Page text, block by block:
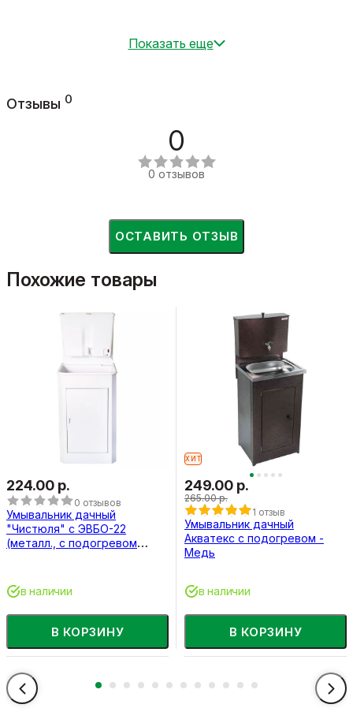
Показать еще
Отзывы 0
0
0 отзывов
ОСТАВИТЬ ОТЗЫВ
Похожие товары
224.00 р.
0 отзывов
Умывальник дачный
"Чистюля" с ЭВБО-22
(металл., с подогревом
В КОРЗИНУ
в наличии
ХИТ
249.00 р.
265.00 р.
1 отзыв
Умывальник дачный
Акватекс с подогревом -
Медь
В КОРЗИНУ
в наличии